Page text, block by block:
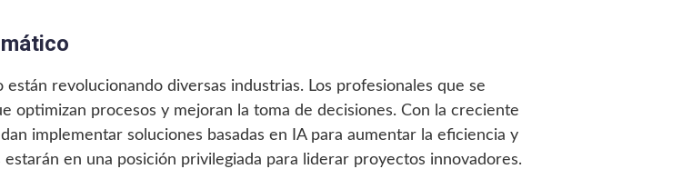
revolucionando diversas industrias. Los profesionales que se
optimizan procesos y mejoran la toma de decisiones. Con la creciente
implementar soluciones basadas en IA para aumentar la eficiencia y
en una posición privilegiada para liderar proyectos innovadores.